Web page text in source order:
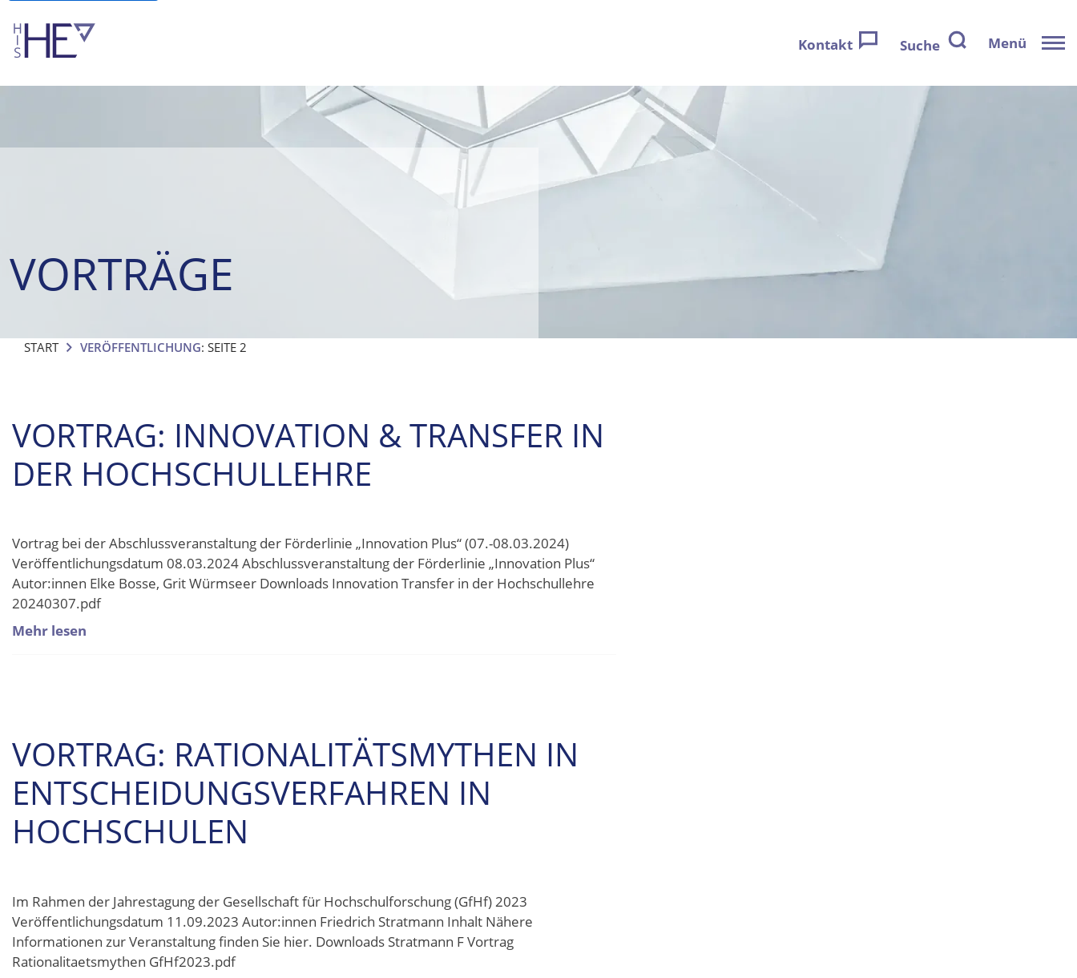
Kontakt Suche Menü
VORTRÄGE
START VERÖFFENTLICHUNG: SEITE 2
VORTRAG: INNOVATION & TRANSFER IN
DER HOCHSCHULLEHRE
Vortrag bei der Abschlussveranstaltung der Förderlinie „Innovation Plus“ (07.-08.03.2024)
Veröffentlichungsdatum 08.03.2024 Abschlussveranstaltung der Förderlinie „Innovation Plus“
Autor:innen Elke Bosse, Grit Würmseer Downloads Innovation Transfer in der Hochschullehre
20240307.pdf
Mehr lesen
VORTRAG: RATIONALITÄTSMYTHEN IN
ENTSCHEIDUNGSVERFAHREN IN
HOCHSCHULEN
Im Rahmen der Jahrestagung der Gesellschaft für Hochschulforschung (GfHf) 2023
Veröffentlichungsdatum 11.09.2023 Autor:innen Friedrich Stratmann Inhalt Nähere
Informationen zur Veranstaltung finden Sie hier. Downloads Stratmann F Vortrag
Rationalitaetsmythen GfHf2023.pdf